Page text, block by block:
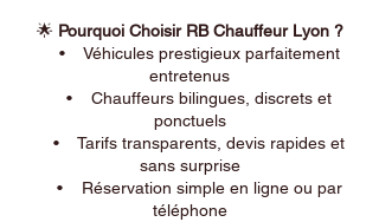
🌟 Pourquoi Choisir RB Chauffeur Lyon ?
• Véhicules prestigieux parfaitement
entretenus
• Chauffeurs bilingues, discrets et
ponctuels
• Tarifs transparents, devis rapides et
sans surprise
• Réservation simple en ligne ou par
téléphone